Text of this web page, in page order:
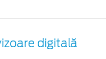
digitală